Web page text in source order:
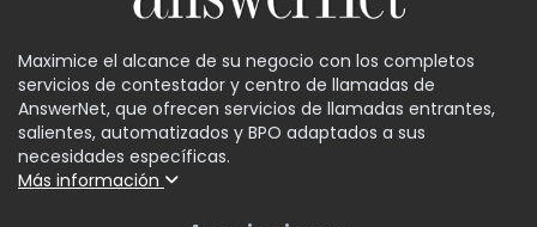
Maximice el alcance de su negocio con los completos
servicios de contestador y centro de llamadas de
AnswerNet, que ofrecen servicios de llamadas entrantes,
salientes, automatizados y BPO adaptados a sus
necesidades específicas.
Más información